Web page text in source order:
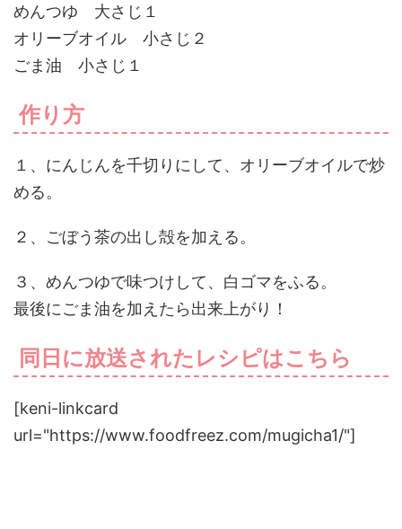
めんつゆ 大さじ１
オリーブオイル 小さじ２
ごま油 小さじ１
作り方
１、にんじんを千切りにして、オリーブオイルで炒
める。
２、ごぼう茶の出し殻を加える。
３、めんつゆで味つけして、白ゴマをふる。
最後にごま油を加えたら出来上がり！
同日に放送されたレシピはこちら
[keni-linkcard
url="https://www.foodfreez.com/mugicha1/"]